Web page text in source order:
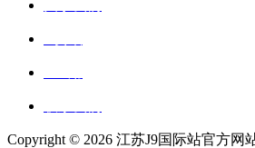
Copyright © 2026 江苏J9国际站官方网